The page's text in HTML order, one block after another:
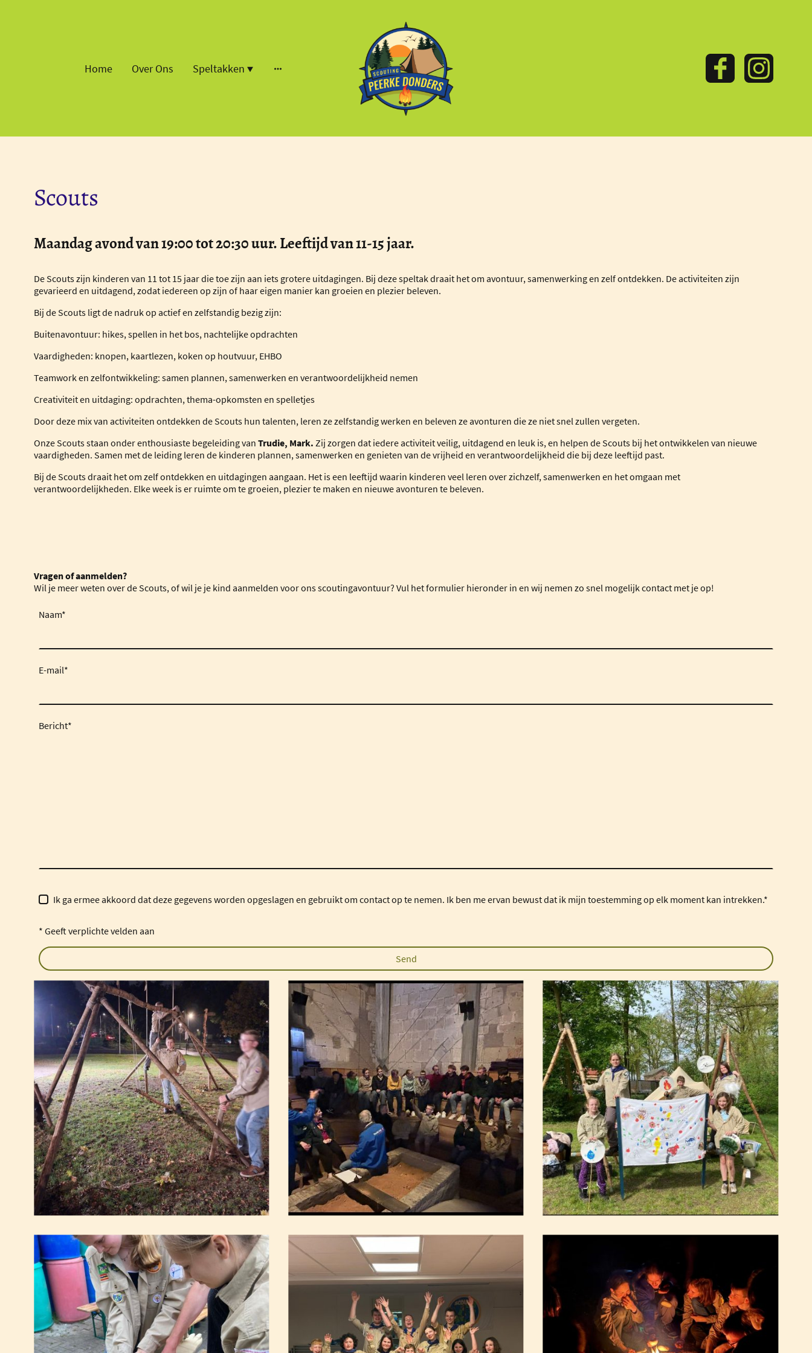
Home Over Ons Speltakken
Scouts
Maandag avond van 19:00 tot 20:30 uur. Leeftijd van 11-15 jaar.
De Scouts zijn kinderen van 11 tot 15 jaar die toe zijn aan iets grotere uitdagingen. Bij deze speltak draait het om avontuur, samenwerking en zelf ontdekken. De activiteiten zijn
gevarieerd en uitdagend, zodat iedereen op zijn of haar eigen manier kan groeien en plezier beleven.
Bij de Scouts ligt de nadruk op actief en zelfstandig bezig zijn:
Buitenavontuur: hikes, spellen in het bos, nachtelijke opdrachten
Vaardigheden: knopen, kaartlezen, koken op houtvuur, EHBO
Teamwork en zelfontwikkeling: samen plannen, samenwerken en verantwoordelijkheid nemen
Creativiteit en uitdaging: opdrachten, thema-opkomsten en spelletjes
Door deze mix van activiteiten ontdekken de Scouts hun talenten, leren ze zelfstandig werken en beleven ze avonturen die ze niet snel zullen vergeten.
Onze Scouts staan onder enthousiaste begeleiding van Trudie, Mark. Zij zorgen dat iedere activiteit veilig, uitdagend en leuk is, en helpen de Scouts bij het ontwikkelen van nieuwe
vaardigheden. Samen met de leiding leren de kinderen plannen, samenwerken en genieten van de vrijheid en verantwoordelijkheid die bij deze leeftijd past.
Bij de Scouts draait het om zelf ontdekken en uitdagingen aangaan. Het is een leeftijd waarin kinderen veel leren over zichzelf, samenwerken en het omgaan met
verantwoordelijkheden. Elke week is er ruimte om te groeien, plezier te maken en nieuwe avonturen te beleven.
Vragen of aanmelden?
Wil je meer weten over de Scouts, of wil je je kind aanmelden voor ons scoutingavontuur? Vul het formulier hieronder in en wij nemen zo snel mogelijk contact met je op!
Naam*
E-mail*
Bericht*
Ik ga ermee akkoord dat deze gegevens worden opgeslagen en gebruikt om contact op te nemen. Ik ben me ervan bewust dat ik mijn toestemming op elk moment kan intrekken.*
* Geeft verplichte velden aan
Send